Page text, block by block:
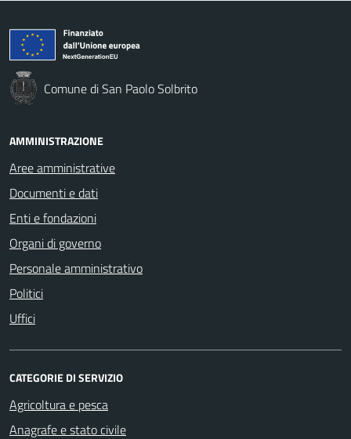
Comune di San Paolo Solbrito
AMMINISTRAZIONE
Aree amministrative
Documenti e dati
Enti e fondazioni
Organi di governo
Personale amministrativo
Politici
Uffici
CATEGORIE DI SERVIZIO
Agricoltura e pesca
Anagrafe e stato civile